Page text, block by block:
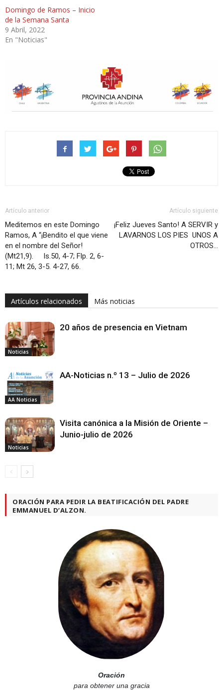
Domingo de Ramos – Inicio
de la Semana Santa
9 Abril, 2022
En "Noticias"
Artículo anterior
Meditemos en este Domingo
Ramos, A “¡Bendito el que viene
en el nombre del Señor!
(Mt21,9). Is.50, 4-7; Flp. 2, 6-
11; Mt 26, 3-5. 4-27, 66.
Artículo siguiente
¡Feliz Jueves Santo! A SERVIR y
LAVARNOS LOS PIES UNOS A
OTROS…
Artículos relacionados Más noticias
Noticias
20 años de presencia en Vietnam
AA Noticias
AA-Noticias n.º 13 – Julio de 2026
Noticias
Visita canónica a la Misión de Oriente –
Junio-julio de 2026
ORACIÓN PARA PEDIR LA BEATIFICACIÓN DEL PADRE
EMMANUEL D’ALZON.
Oración
para obtener una gracia